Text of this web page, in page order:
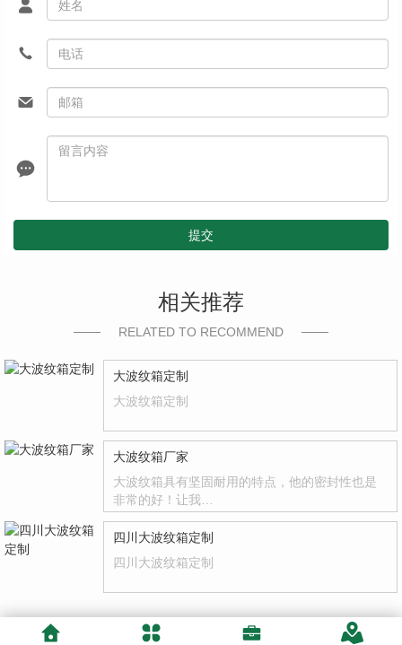
提交
相关推荐
RELATED TO RECOMMEND
大波纹箱定制
大波纹箱定制
大波纹箱厂家
大波纹箱具有坚固耐用的特点，他的密封性也是
非常的好！让我…
四川大波纹箱定制
四川大波纹箱定制